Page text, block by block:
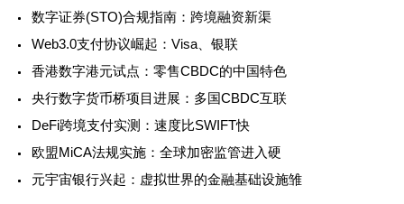
数字证券(STO)合规指南：跨境融资新渠
Web3.0支付协议崛起：Visa、银联
香港数字港元试点：零售CBDC的中国特色
央行数字货币桥项目进展：多国CBDC互联
DeFi跨境支付实测：速度比SWIFT快
欧盟MiCA法规实施：全球加密监管进入硬
元宇宙银行兴起：虚拟世界的金融基础设施雏